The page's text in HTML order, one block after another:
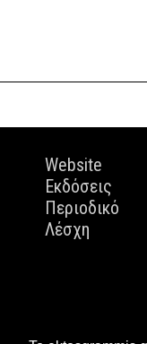
Website
Εκδόσεις
Περιοδικό
Λέσχη